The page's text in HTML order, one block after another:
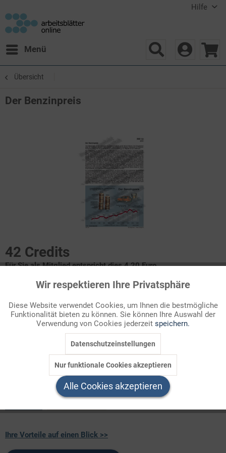
Hilfe
Menü
Übersicht
Der Benzinpreis
42 Credits
Für Sie als Mitglied entspricht dies 4,20 Euro.
Infografik Nr. 342134
Das ZAHLENBILD zeigt die Entwicklung des Benzinpreises seit
1972 und die Zusammensetzung des Preises von Super 95.
Direkt herunterladen!
Welchen Download brauchen Sie?
s/w-Version
Ihre Vorteile auf einen Blick >>
Funktionale Aktiv
Marketing Inaktiv
Inaktiv
Wir respektieren Ihre Privatsphäre
Diese Website verwendet Cookies, um Ihnen die bestmögliche
Funktionalität bieten zu können. Sie können Ihre Auswahl der
Verwendung von Cookies jederzeit speichern.
Datenschutzeinstellungen
Nur funktionale Cookies akzeptieren
Alle Cookies akzeptieren